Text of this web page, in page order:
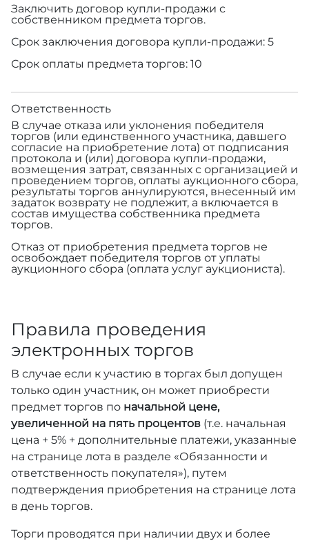
Заключить договор купли-продажи с
собственником предмета торгов.
Срок заключения договора купли-продажи: 5
Срок оплаты предмета торгов: 10
Ответственность
В случае отказа или уклонения победителя
торгов (или единственного участника, давшего
согласие на приобретение лота) от подписания
протокола и (или) договора купли-продажи,
возмещения затрат, связанных с организацией и
проведением торгов, оплаты аукционного сбора,
результаты торгов аннулируются, внесенный им
задаток возврату не подлежит, а включается в
состав имущества собственника предмета
торгов.
Отказ от приобретения предмета торгов не
освобождает победителя торгов от уплаты
аукционного сбора (оплата услуг аукциониста).
Правила проведения
электронных торгов
В случае если к участию в торгах был допущен
только один участник, он может приобрести
предмет торгов по начальной цене,
увеличенной на пять процентов (т.е. начальная
цена + 5% + дополнительные платежи, указанные
на странице лота в разделе «Обязанности и
ответственность покупателя»), путем
подтверждения приобретения на странице лота
в день торгов.
Торги проводятся при наличии двух и более